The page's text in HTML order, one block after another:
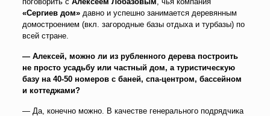
«Сергиев дом»давно и успешно занимается деревянным
домостроением (вкл. загородные базы отдыха и турбазы) по
всей стране.
— Алексей, можно ли из рубленного дерева построить
не просто усадьбу или частный дом, а туристическую
базу на 40-50 номеров с баней, спа-центром, бассейном
и коттеджами?
— Да, конечно можно. В качестве генерального подрядчика